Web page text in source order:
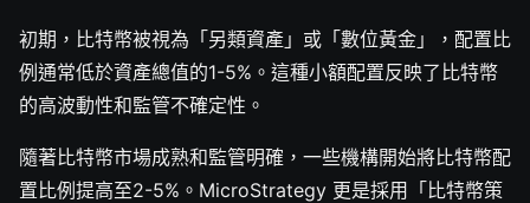
初期，比特幣被視為「另類資產」或「數位黃金」，配置比
例通常低於資產總值的1-5%。這種小額配置反映了比特幣
的高波動性和監管不確定性。
隨著比特幣市場成熟和監管明確，一些機構開始將比特幣配
置比例提高至2-5%。MicroStrategy 更是採用「比特幣策